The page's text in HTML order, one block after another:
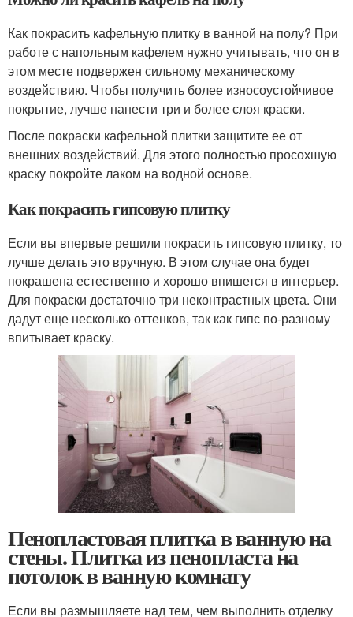
Как покрасить кафельную плитку в ванной на полу? При
работе с напольным кафелем нужно учитывать, что он в
этом месте подвержен сильному механическому
воздействию. Чтобы получить более износоустойчивое
покрытие, лучше нанести три и более слоя краски.
После покраски кафельной плитки защитите ее от
внешних воздействий. Для этого полностью просохшую
краску покройте лаком на водной основе.
Как покрасить гипсовую плитку
Если вы впервые решили покрасить гипсовую плитку, то
лучше делать это вручную. В этом случае она будет
покрашена естественно и хорошо впишется в интерьер.
Для покраски достаточно три неконтрастных цвета. Они
дадут еще несколько оттенков, так как гипс по-разному
впитывает краску.
Пенопластовая плитка в ванную на
стены. Плитка из пенопласта на
потолок в ванную комнату
Если вы размышляете над тем, чем выполнить отделку